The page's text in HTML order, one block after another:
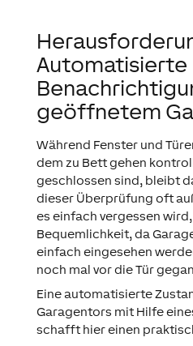
Automatisierte
geöffnetem
Während Fenster und
dem zu Bett gehen
geschlossen sind, bleibt
dieser Überprüfung oft
es einfach vergessen
Bequemlichkeit, da
einfach eingesehen
noch mal vor die Tür
Eine automatisierte
Garagentors mit Hilfe
schafft hier einen